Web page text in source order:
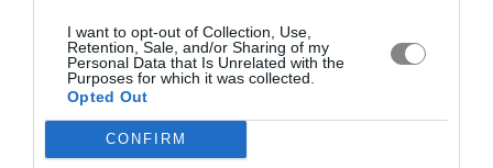
I want to opt-out of Collection, Use,
Retention, Sale, and/or Sharing of my
Personal Data that Is Unrelated with the
Purposes for which it was collected.
Opted Out
CONFIRM